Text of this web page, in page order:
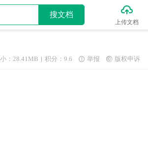
搜文档 
上传文档
：28.41MB 积分：9.6  举报  版权申诉